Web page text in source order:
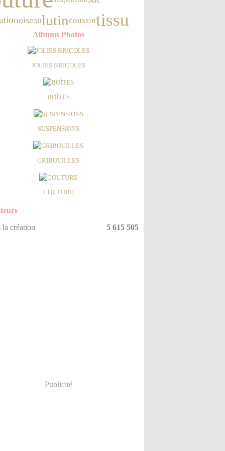
oiseaulutincoussintissu
Albums Photos
JOLIES BRICOLES
BOÎTES
SUSPENSIONS
GRIBOUILLES
COUTURE
la création
5 615 505
Publicité